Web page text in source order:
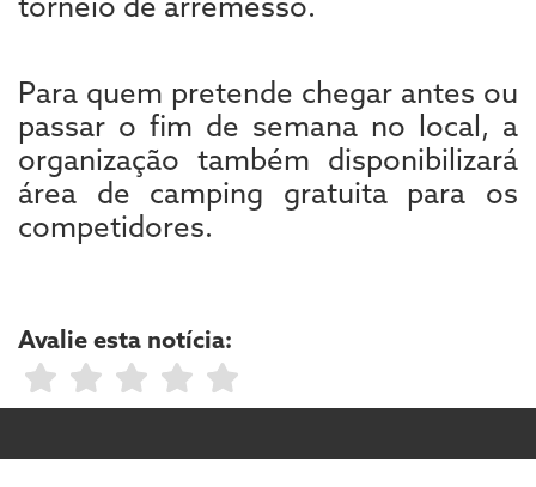
Para quem pretende chegar antes ou
passar o fim de semana no local, a
organização também disponibilizará
área de camping gratuita para os
competidores.
Avalie esta notícia: